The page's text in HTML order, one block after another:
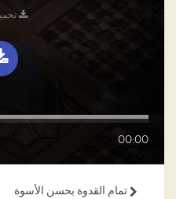
تحميل
00:00
تمام القدوة بحسن الأسوة